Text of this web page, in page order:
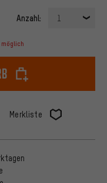
Anzahl: 1
Merkliste